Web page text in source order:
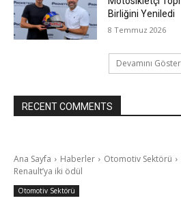
Birliğini Yeniledi
8 Temmuz 2026
Devamını Göster
RECENT COMMENTS